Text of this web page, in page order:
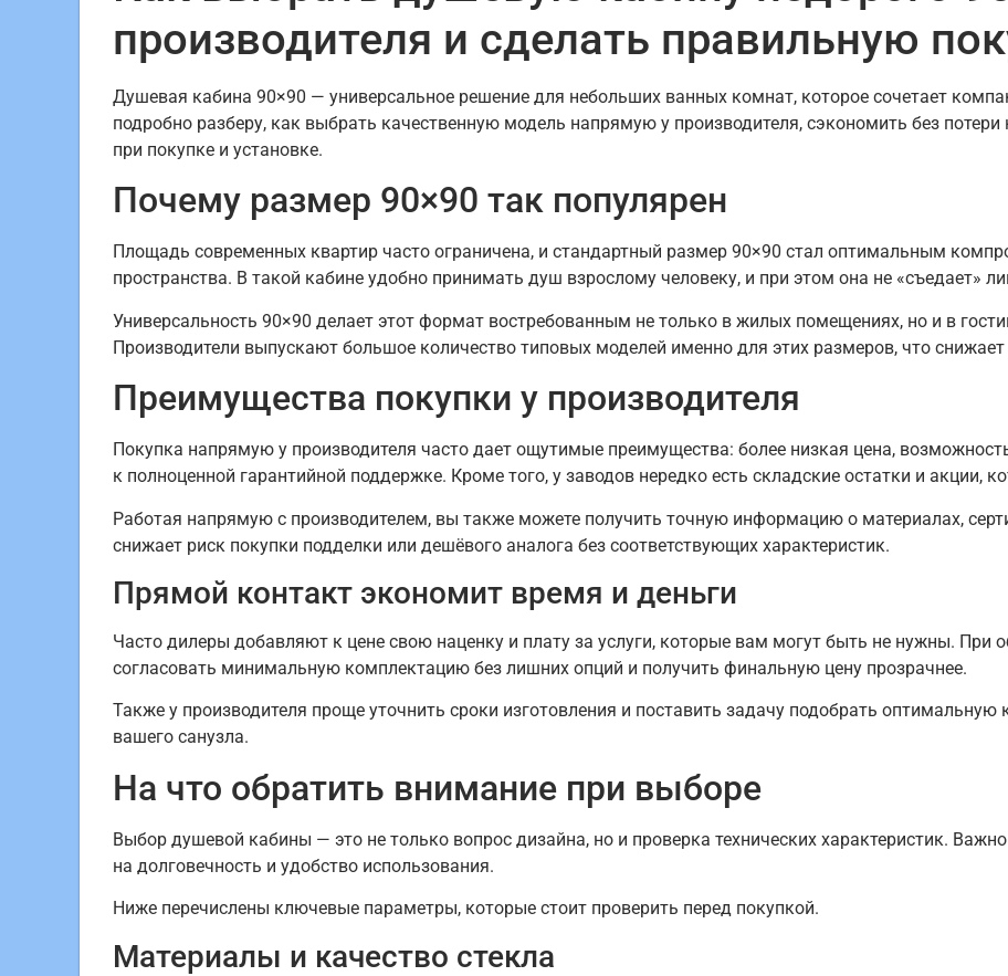
производителя и сделать правильную
Душевая кабина 90×90 — универсальное решение для небольших ванных комнат, которое сочетает
подробно разберу, как выбрать качественную модель напрямую у производителя, сэкономить без
при покупке и установке.
Почему размер 90×90 так популярен
Площадь современных квартир часто ограничена, и стандартный размер 90×90 стал оптимальным
пространства. В такой кабине удобно принимать душ взрослому человеку, и при этом она не «съедает»
Универсальность 90×90 делает этот формат востребованным не только в жилых помещениях, но и в
Производители выпускают большое количество типовых моделей именно для этих размеров, что
Преимущества покупки у производителя
Покупка напрямую у производителя часто дает ощутимые преимущества: более низкая цена,
к полноценной гарантийной поддержке. Кроме того, у заводов нередко есть складские остатки и акции,
Работая напрямую с производителем, вы также можете получить точную информацию о материалах,
снижает риск покупки подделки или дешёвого аналога без соответствующих характеристик.
Прямой контакт экономит время и деньги
Часто дилеры добавляют к цене свою наценку и плату за услуги, которые вам могут быть не нужны. При
согласовать минимальную комплектацию без лишних опций и получить финальную цену прозрачнее.
Также у производителя проще уточнить сроки изготовления и поставить задачу подобрать
вашего санузла.
На что обратить внимание при выборе
Выбор душевой кабины — это не только вопрос дизайна, но и проверка технических характеристик.
на долговечность и удобство использования.
Ниже перечислены ключевые параметры, которые стоит проверить перед покупкой.
Материалы и качество стекла